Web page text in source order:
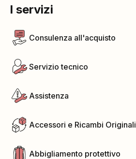
I servizi
Consulenza all'acquisto
Servizio tecnico
Assistenza
Accessori e Ricambi Originali
Abbigliamento protettivo